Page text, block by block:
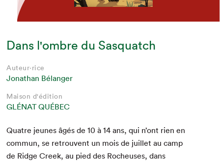
Dans l'ombre du Sasquatch
Auteur·rice
Jonathan Bélanger
Maison d'édition
GLÉNAT QUÉBEC
Qua­tre jeunes âgés de10 à14 ans, qui n’ont rien en
com­mun, se retrou­vent un mois de juil­let au camp
de Ridge Creek, au pied des Rocheuses, dans